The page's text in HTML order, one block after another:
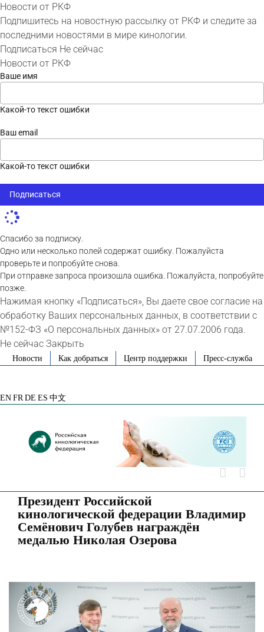
Новости от РКФ
Подпишитесь на новостную рассылку от РКФ и следите за
последними новостями в мире кинологии.
Подписаться Не сейчас
Новости от РКФ
Ваше имя
Какой-то текст ошибки
Ваш email
Какой-то текст ошибки
Подписаться
Спасибо за подписку.
Одно или несколько полей содержат ошибку. Пожалуйста
проверьте и попробуйте снова.
При отправке запроса произошла ошибка. Пожалуйста, попробуйте
позже.
Нажимая кнопку «Подписаться», Вы даете свое согласие на
обработку Ваших персональных данных, в соответствии с
№152-ФЗ «О персональных данных» от 27.07.2006 года.
Не сейчас Закрыть
SkipНовости Как добраться Центр поддержки Пресс-служба
EN FR DE ES 中文
Президент Российской
кинологической федерации Владимир
Семёнович Голубев награждён
медалью Николая Озерова
View
Larger
Image